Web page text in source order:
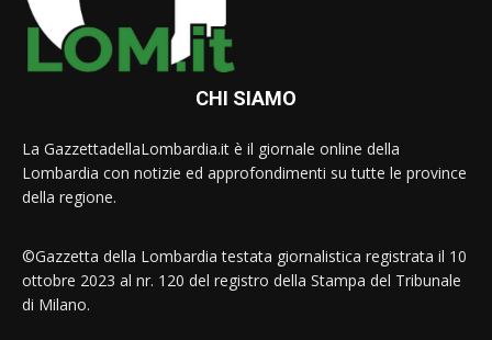
CHI SIAMO
La GazzettadellaLombardia.it è il giornale online della
Lombardia con notizie ed approfondimenti su tutte le province
della regione.
©Gazzetta della Lombardia testata giornalistica registrata il 10
ottobre 2023 al nr. 120 del registro della Stampa del Tribunale
di Milano.